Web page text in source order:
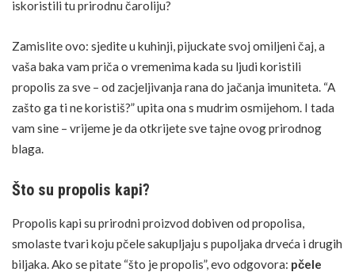
iskoristili tu prirodnu čaroliju?
Zamislite ovo: sjedite u kuhinji, pijuckate svoj omiljeni čaj, a
vaša baka vam priča o vremenima kada su ljudi koristili
propolis za sve – od zacjeljivanja rana do jačanja imuniteta. “A
zašto ga ti ne koristiš?” upita ona s mudrim osmijehom. I tada
vam sine – vrijeme je da otkrijete sve tajne ovog prirodnog
blaga.
Što su propolis kapi?
Propolis kapi su prirodni proizvod dobiven od propolisa,
smolaste tvari koju pčele sakupljaju s pupoljaka drveća i drugih
biljaka. Ako se pitate “što je propolis”, evo odgovora: pčele